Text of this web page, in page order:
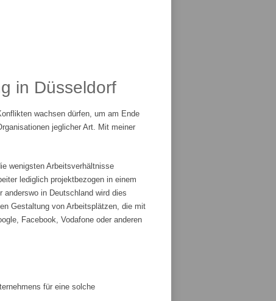
in Düsseldorf
wachsen dürfen, um am Ende
jeglicher Art. Mit meiner
wenigsten Arbeitsverhältnisse
lediglich projektbezogen in einem
anderswo in Deutschland wird dies
Gestaltung von Arbeitsplätzen, die mit
Facebook, Vodafone oder anderen
für eine solche